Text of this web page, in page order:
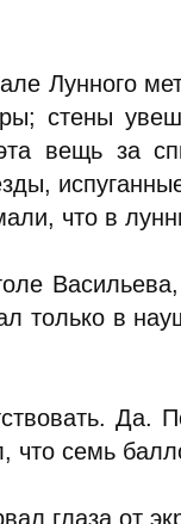
Лунного
стены
вещь за
что в
только в
Да.
что семь
глаза от